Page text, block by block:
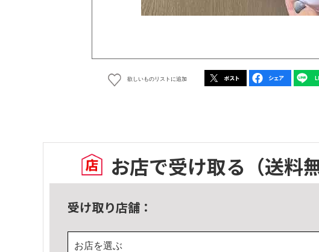
欲しいものリストに追加
お店で受け取る （送料
受け取り店舗：
お店を選ぶ